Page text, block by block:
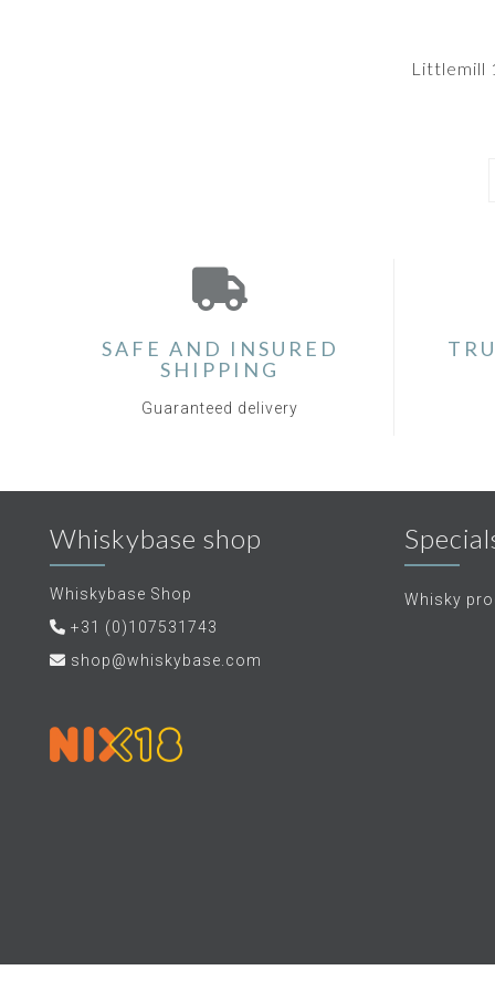
Littlemill
SAFE AND INSURED
SHIPPING
Guaranteed delivery
Whiskybase shop
Whiskybase Shop
+31 (0)107531743
shop@whiskybase.com
Whisky